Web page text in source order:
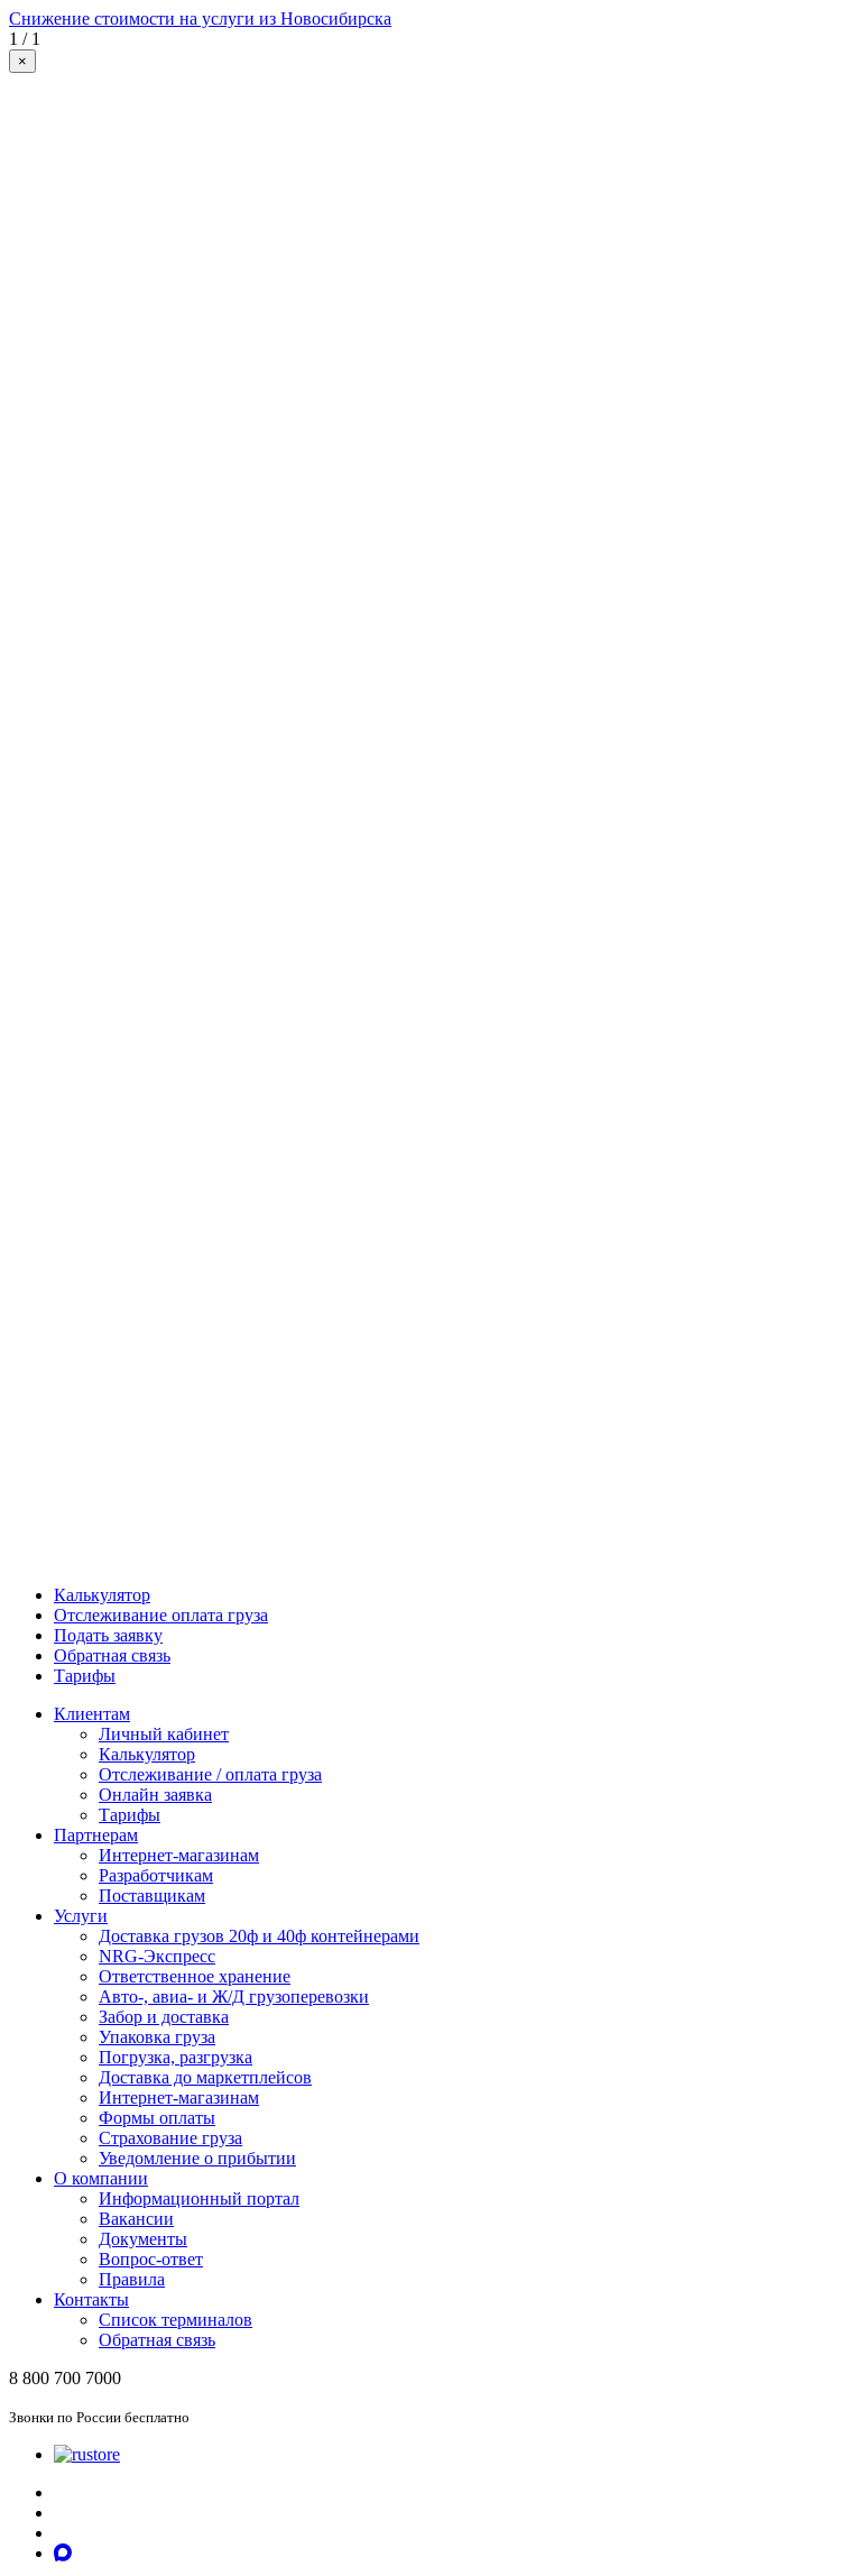
Снижение стоимости на услуги из Новосибирска
1 / 1
×
Калькулятор
Отслеживание оплата груза
Подать заявку
Обратная связь
Тарифы
Клиентам
Личный кабинет
Калькулятор
Отслеживание / оплата груза
Онлайн заявка
Тарифы
Партнерам
Интернет-магазинам
Разработчикам
Поставщикам
Услуги
Доставка грузов 20ф и 40ф контейнерами
NRG-Экспресс
Ответственное хранение
Авто-, авиа- и Ж/Д грузоперевозки
Забор и доставка
Упаковка груза
Погрузка, разгрузка
Доставка до маркетплейсов
Интернет-магазинам
Формы оплаты
Страхование груза
Уведомление о прибытии
О компании
Информационный портал
Вакансии
Документы
Вопрос-ответ
Правила
Контакты
Список терминалов
Обратная связь
8 800 700 7000
Звонки по России бесплатно